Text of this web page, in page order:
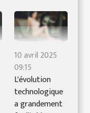
10 avril 2025
09:15
L'évolution
technologique
a grandement